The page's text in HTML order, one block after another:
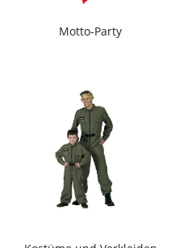
Motto-Party